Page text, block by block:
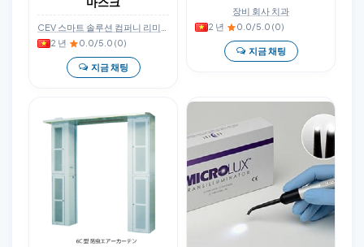
2 년· 0.0/5.0 (0)
지금 채팅
장비 회사 치과
2 년· 0.0/5.0 (0)
지금 채팅